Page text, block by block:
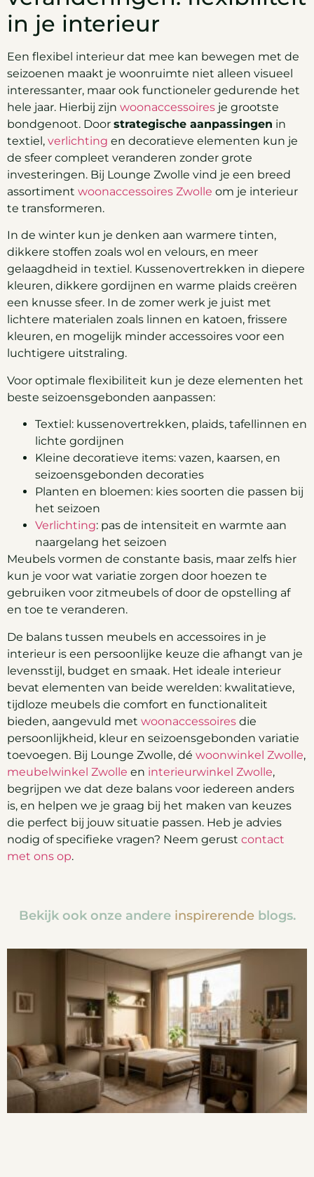
in je interieur
Een flexibel interieur dat mee kan bewegen met de
seizoenen maakt je woonruimte niet alleen visueel
interessanter, maar ook functioneler gedurende het
hele jaar. Hierbij zijn woonaccessoires je grootste
bondgenoot. Door strategische aanpassingen in
textiel, verlichting en decoratieve elementen kun je
de sfeer compleet veranderen zonder grote
investeringen. Bij Lounge Zwolle vind je een breed
assortiment woonaccessoires Zwolle om je interieur
te transformeren.
In de winter kun je denken aan warmere tinten,
dikkere stoffen zoals wol en velours, en meer
gelaagdheid in textiel. Kussenovertrekken in diepere
kleuren, dikkere gordijnen en warme plaids creëren
een knusse sfeer. In de zomer werk je juist met
lichtere materialen zoals linnen en katoen, frissere
kleuren, en mogelijk minder accessoires voor een
luchtigere uitstraling.
Voor optimale flexibiliteit kun je deze elementen het
beste seizoensgebonden aanpassen:
Textiel: kussenovertrekken, plaids, tafellinnen en
lichte gordijnen
Kleine decoratieve items: vazen, kaarsen, en
seizoensgebonden decoraties
Planten en bloemen: kies soorten die passen bij
het seizoen
Verlichting: pas de intensiteit en warmte aan
naargelang het seizoen
Meubels vormen de constante basis, maar zelfs hier
kun je voor wat variatie zorgen door hoezen te
gebruiken voor zitmeubels of door de opstelling af
en toe te veranderen.
De balans tussen meubels en accessoires in je
interieur is een persoonlijke keuze die afhangt van je
levensstijl, budget en smaak. Het ideale interieur
bevat elementen van beide werelden: kwalitatieve,
tijdloze meubels die comfort en functionaliteit
bieden, aangevuld met woonaccessoires die
persoonlijkheid, kleur en seizoensgebonden variatie
toevoegen. Bij Lounge Zwolle, dé woonwinkel Zwolle,
meubelwinkel Zwolle en interieurwinkel Zwolle,
begrijpen we dat deze balans voor iedereen anders
is, en helpen we je graag bij het maken van keuzes
die perfect bij jouw situatie passen. Heb je advies
nodig of specifieke vragen? Neem gerust contact
met ons op.
Bekijk ook onze andere inspirerende blogs.